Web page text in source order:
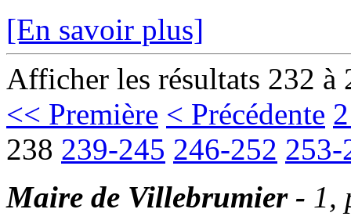
[En savoir plus]
Afficher les résultats 232 à
<< Première < Précédente
238 239-245 246-252 253-
Maire de Villebrumier - 1,